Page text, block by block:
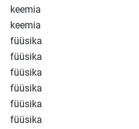
keemia
keemia
füüsika
füüsika
füüsika
füüsika
füüsika
füüsika